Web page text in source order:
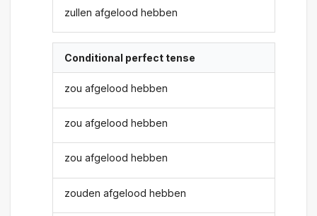
zullen afgelood hebben
Conditional perfect tense
zou afgelood hebben
zou afgelood hebben
zou afgelood hebben
zouden afgelood hebben